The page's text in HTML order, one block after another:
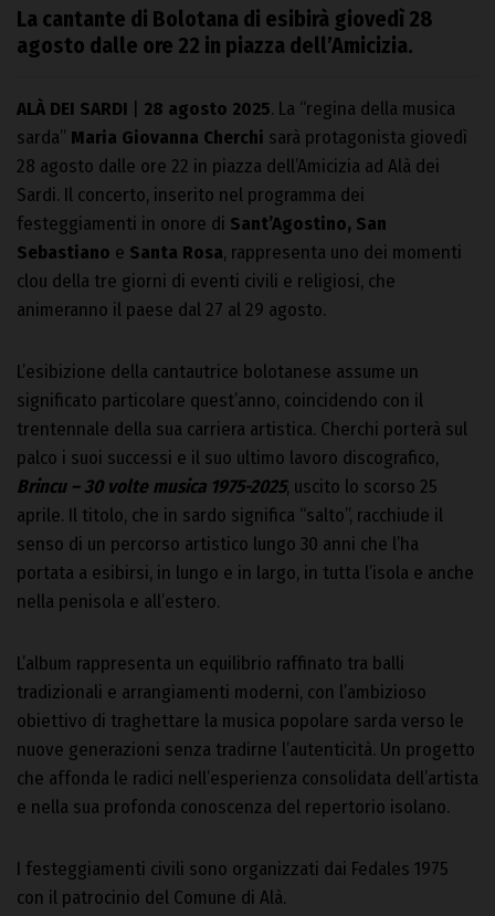
La cantante di Bolotana di esibirà giovedì 28
agosto dalle ore 22 in piazza dell’Amicizia.
ALÀ DEI SARDI 28 agosto 2025. La “regina della musica
sarda” Maria Giovanna Cherchi sarà protagonista giovedì
28 agosto dalle ore 22 in piazza dell’Amicizia ad Alà dei
Sardi. Il concerto, inserito nel programma dei
festeggiamenti in onore di Sant’Agostino, San
Sebastiano e Santa Rosa, rappresenta uno dei momenti
clou della tre giorni di eventi civili e religiosi, che
animeranno il paese dal 27 al 29 agosto.
L’esibizione della cantautrice bolotanese assume un
significato particolare quest’anno, coincidendo con il
trentennale della sua carriera artistica. Cherchi porterà sul
palco i suoi successi e il suo ultimo lavoro discografico,
Brincu – 30 volte musica 1975-2025, uscito lo scorso 25
aprile. Il titolo, che in sardo significa “salto”, racchiude il
senso di un percorso artistico lungo 30 anni che l’ha
portata a esibirsi, in lungo e in largo, in tutta l’isola e anche
nella penisola e all’estero.
L’album rappresenta un equilibrio raffinato tra balli
tradizionali e arrangiamenti moderni, con l’ambizioso
obiettivo di traghettare la musica popolare sarda verso le
nuove generazioni senza tradirne l’autenticità. Un progetto
che affonda le radici nell’esperienza consolidata dell’artista
e nella sua profonda conoscenza del repertorio isolano.
I festeggiamenti civili sono organizzati dai Fedales 1975
con il patrocinio del Comune di Alà.